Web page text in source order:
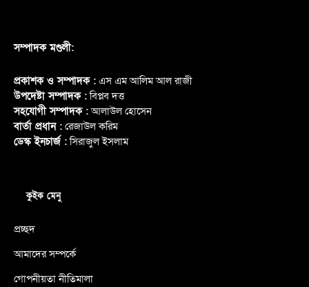
সম্পাদক মণ্ডলী:
প্রকাশক ও সম্পাদক : এস এম আলিম আল রাজী
উপদেষ্টা সম্পাদক :বিপ্লব দত্ত
সহযোগী সম্পাদক :আলাউল হোসেন
বার্তা প্রধান : রেজাউল করিম
ডেস্ক ইনচার্জ :সিরাজুল ইসলাম
কুইক মেনু
প্রচ্ছদ
আমাদের সম্পর্কে
গোপনীয়তা নীতিমালা